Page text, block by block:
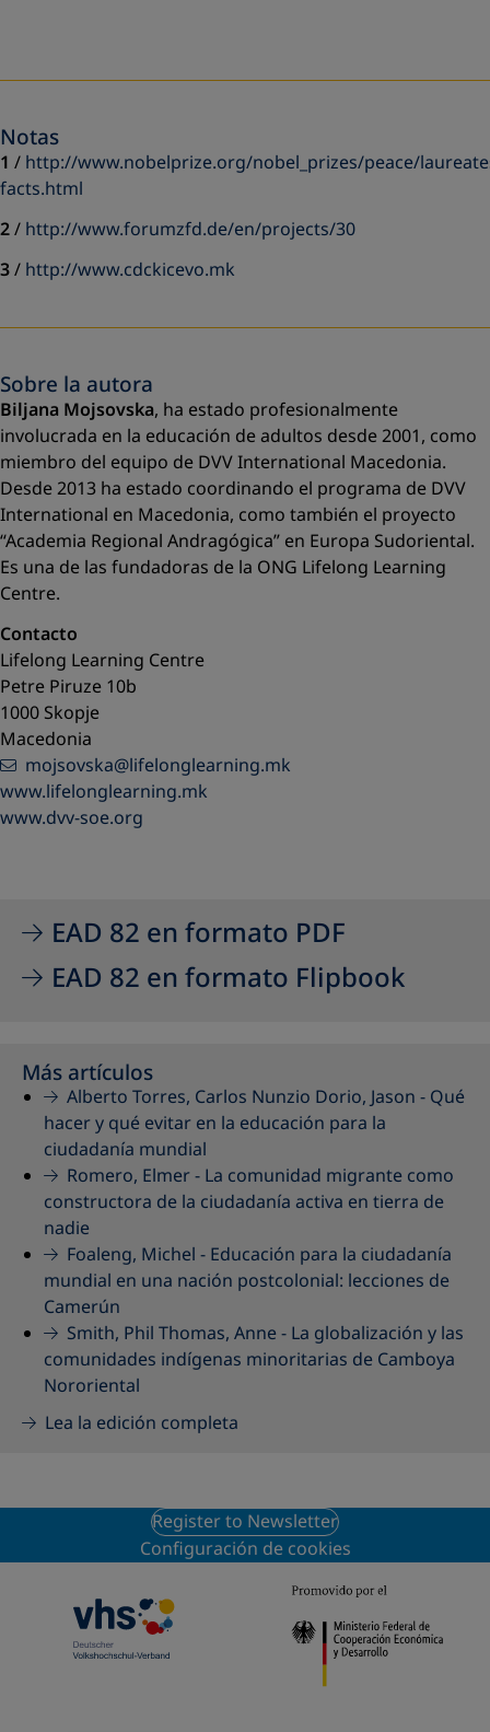
Notas
1 / http://www.nobelprize.org/nobel_prizes/peace/
facts.html
2/ http://www.forumzfd.de/en/projects/30
3/ http://www.cdckicevo.mk
Sobre la autora
Biljana Mojsovska, ha estado profesionalmente
involucrada en la educación de adultos desde 2001, como
miembro del equipo de DVV International Macedonia.
Desde 2013 ha estado coordinando el programa de DVV
International en Macedonia, como también el proyecto
“Academia Regional Andragógica” en Europa Sudoriental.
Es una de las fundadoras de la ONG Lifelong Learning
Centre.
Contacto
Lifelong Learning Centre
Petre Piruze 10b
1000 Skopje
Macedonia
mojsovska@lifelonglearning.mk
www.lifelonglearning.mk
www.dvv-soe.org
EAD 82 en formato PDF
EAD 82 en formato Flipbook
Más artículos
Alberto Torres, Carlos Nunzio Dorio, Jason - Qué
hacer y qué evitar en la educación para la
ciudadanía mundial
Romero, Elmer - La comunidad migrante como
constructora de la ciudadanía activa en tierra de
nadie
Foaleng, Michel - Educación para la ciudadanía
mundial en una nación postcolonial: lecciones de
Camerún
Smith, Phil Thomas, Anne - La globalización y las
comunidades indígenas minoritarias de Camboya
Nororiental
Lea la edición completa
Register to Newsletter
Configuración de cookies